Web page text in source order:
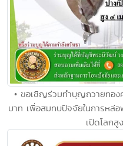
• ขอเชิญร่วมทำบุญถวายทอง
บาท เพื่อสมทบปัจจัยในการหล่
เปิดโลกสู